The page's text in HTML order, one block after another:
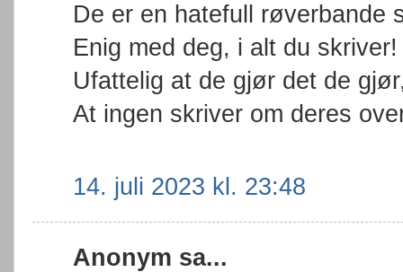
De er en hatefull røverbande
Enig med deg, i alt du skriver!
Ufattelig at de gjør det de
At ingen skriver om deres
14. juli 2023 kl. 23:48
Anonym sa...